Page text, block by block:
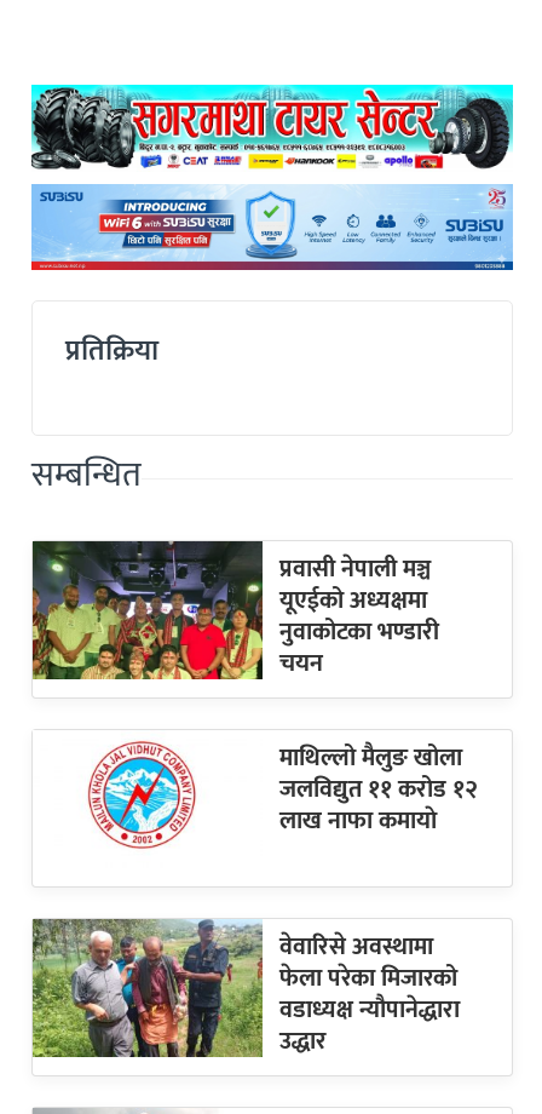
प्रतिक्रिया
सम्बन्धित
प्रवासी नेपाली मञ्च
यूएईको अध्यक्षमा
नुवाकोटका भण्डारी
चयन
माथिल्लो मैलुङ खोला
जलविद्युत ११ करोड १२
लाख नाफा कमायाे
वेवारिसे अवस्थामा
फेला परेका मिजारको
वडाध्यक्ष न्यौपानेद्धारा
उद्धार